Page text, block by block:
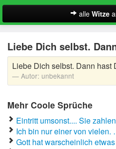
alle Witze
A-Klasse Witze
Akademiker Witze
Anrufbeantworter
Liebe Dich selbst.
Liebe Dich selbst. Dann hast
Autor: unbekannt
Mehr Coole Sprüche
Eintritt umsonst.... Sie
Ich bin nur einer von vielen.
Gott hat warscheinlich